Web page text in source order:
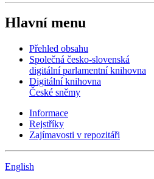
Hlavní menu
Přehled obsahu
Společná česko-slovenská
digitální parlamentní knihovna
Digitální knihovna
České sněmy
Informace
Rejstříky
Zajímavosti v repozitáři
English